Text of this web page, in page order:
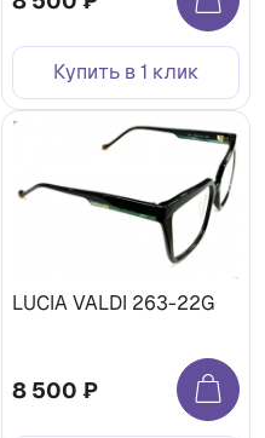
Купить в 1 клик
LUCIA VALDI 263-22G
8 500 ₽